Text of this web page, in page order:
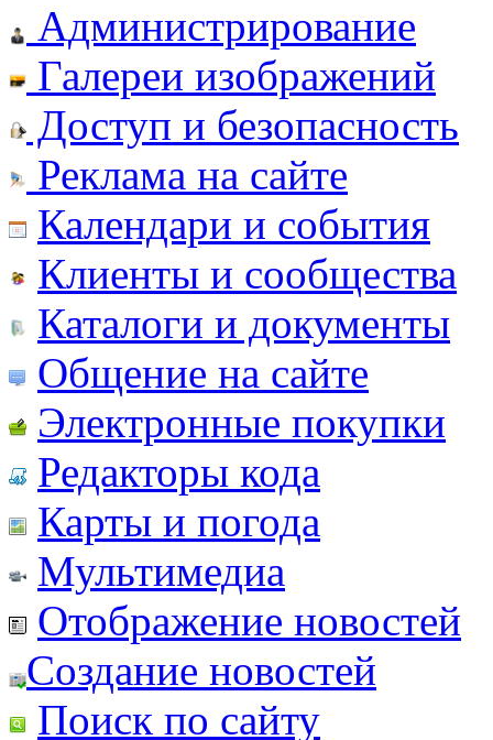
Администрирование
Галереи изображений
Доступ и безопасность
Реклама на сайте
Календари и события
Клиенты и сообщества
Каталоги и документы
Общение на сайте
Электронные покупки
Редакторы кода
Карты и погода
Мультимедиа
Отображение новостей
Создание новостей
Поиск по сайту